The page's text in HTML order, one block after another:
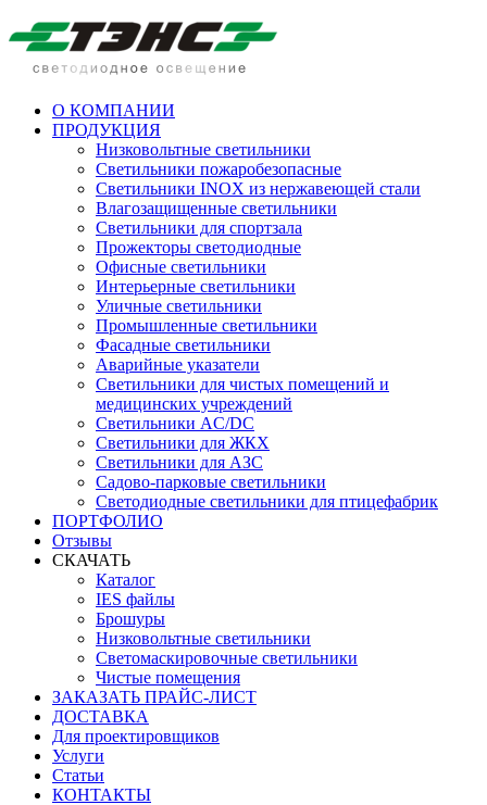
О КОМПАНИИ
ПРОДУКЦИЯ
Низковольтные светильники
Cветильники пожаробезопасные
Светильники INOX из нержавеющей стали
Влагозащищенные светильники
Светильники для спортзала
Прожекторы светодиодные
Офисные светильники
Интерьерные светильники
Уличные светильники
Промышленные светильники
Фасадные светильники
Аварийные указатели
Светильники для чистых помещений и
медицинских учреждений
Светильники AC/DC
Светильники для ЖКХ
Светильники для АЗС
Садово-парковые светильники
Светодиодные светильники для птицефабрик
ПОРТФОЛИО
Отзывы
СКАЧАТЬ
Каталог
IES файлы
Брошуры
Низковольтные светильники
Светомаскировочные светильники
Чистые помещения
ЗАКАЗАТЬ ПРАЙС-ЛИСТ
ДОСТАВКА
Для проектировщиков
Услуги
Статьи
КОНТАКТЫ